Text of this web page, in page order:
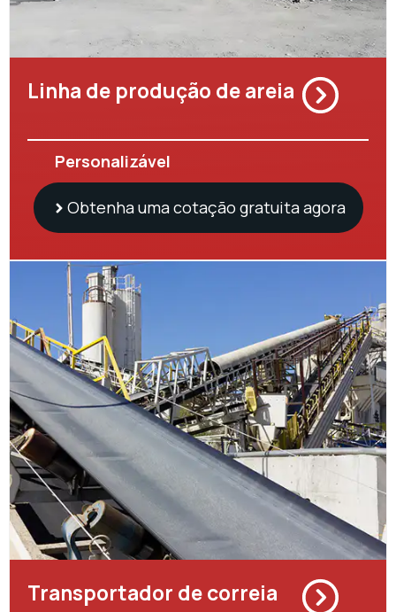
Linha de produção de areia
Personalizável
Obtenha uma cotação gratuita agora
Transportador de correia